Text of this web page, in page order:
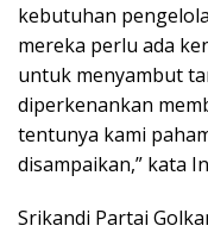
kebutuhan
mereka perlu ada
untuk menyambut
diperkenankan
tentunya kami
disampaikan,” kata
Srikandi Partai